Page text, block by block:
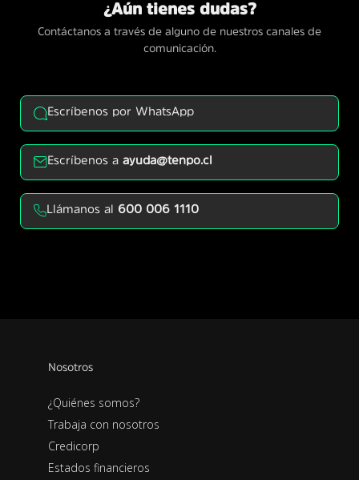
¿Aún tienes dudas?
Contáctanos a través de alguno de nuestros canales de
comunicación.
Escríbenos por WhatsApp
Escríbenos aayuda@tenpo.cl
Llámanos al 600 006 1110
Nosotros
¿Quiénes somos?
Trabaja con nosotros
Credicorp
Estados financieros